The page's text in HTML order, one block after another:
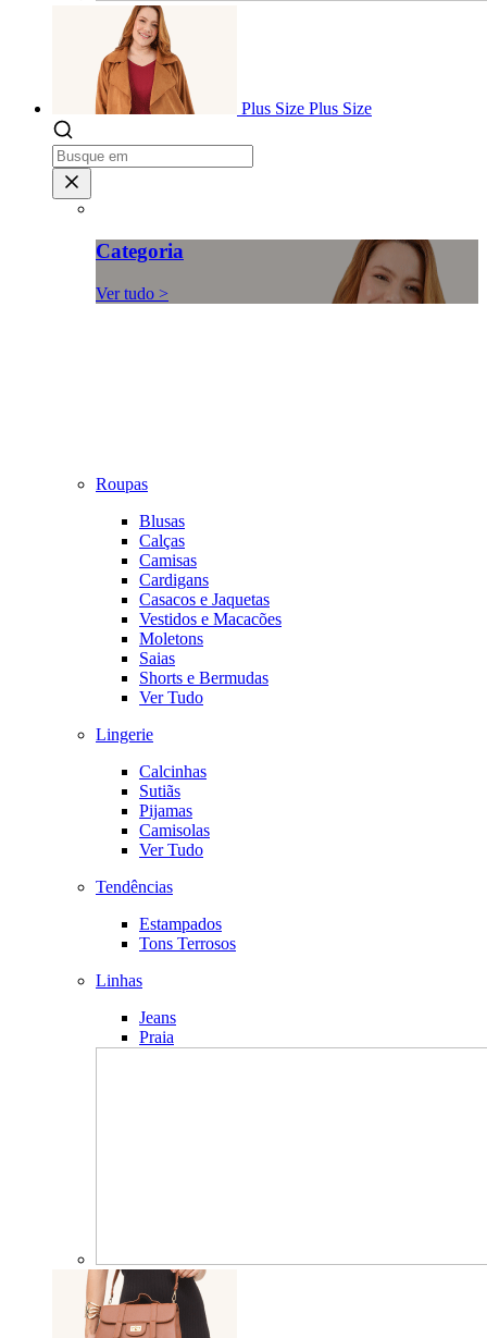
Plus Size Plus Size
Categoria
Ver tudo >
Roupas
Blusas
Calças
Camisas
Cardigans
Casacos e Jaquetas
Vestidos e Macacões
Moletons
Saias
Shorts e Bermudas
Ver Tudo
Lingerie
Calcinhas
Sutiãs
Pijamas
Camisolas
Ver Tudo
Tendências
Estampados
Tons Terrosos
Linhas
Jeans
Praia